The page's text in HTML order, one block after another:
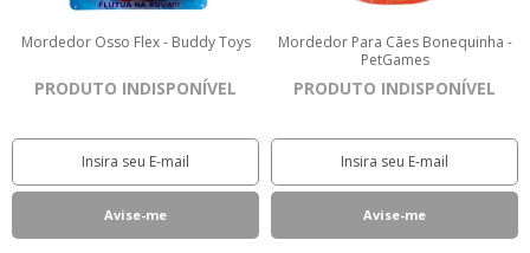
Mordedor Osso Flex - Buddy Toys
PRODUTO INDISPONÍVEL
Mordedor Para Cães Bonequinha -
PetGames
PRODUTO INDISPONÍVEL